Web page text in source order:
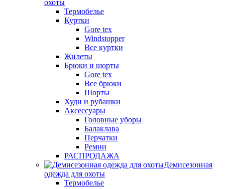
охоты
Термобелье
Куртки
Gore tex
Windstopper
Все куртки
Жилеты
Брюки и шорты
Gore tex
Все брюки
Шорты
Худи и рубашки
Аксессуары
Головные уборы
Балаклава
Перчатки
Ремни
РАСПРОДАЖА
Демисезонная
одежда для охоты
Термобелье